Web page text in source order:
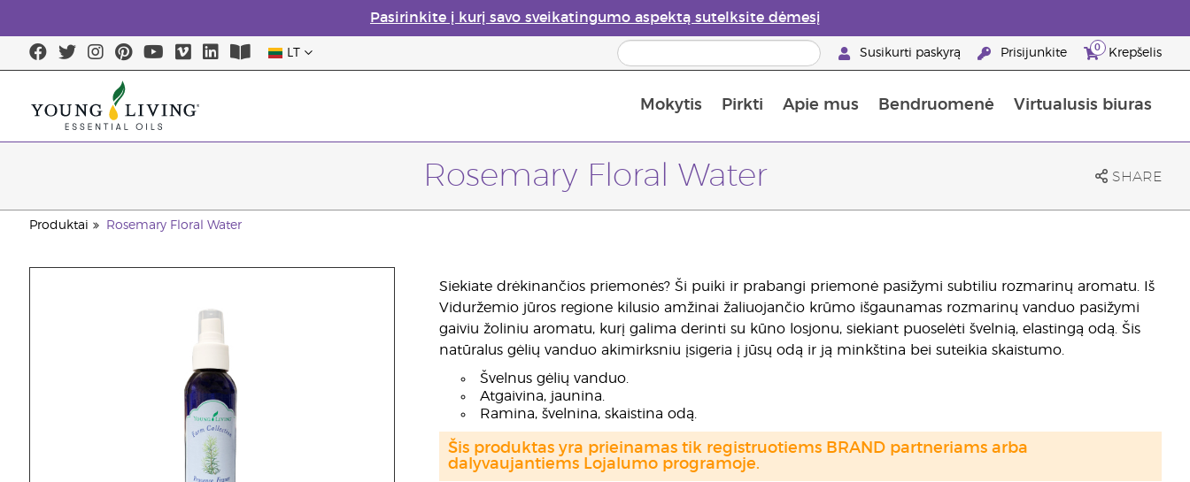
Pasirinkite į kurį savo sveikatingumo aspektą sutelksite dėmesį
LT Susikurti paskyrą Prisijunkite 0 Krepšelis
Mokytis Pirkti Apie mus Bendruomenė Virtualusis biuras
Rosemary Floral Water SHARE
Produktai Rosemary Floral Water
Siekiate drėkinančios priemonės? Ši puiki ir prabangi priemonė pasižymi subtiliu rozmarinų aromatu. Iš
Viduržemio jūros regione kilusio amžinai žaliuojančio krūmo išgaunamas rozmarinų vanduo pasižymi
gaiviu žoliniu aromatu, kurį galima derinti su kūno losjonu, siekiant puoselėti švelnią, elastingą odą. Šis
natūralus gėlių vanduo akimirksniu įsigeria į jūsų odą ir ją minkština bei suteikia skaistumo.
Švelnus gėlių vanduo.
Atgaivina, jaunina.
Ramina, švelnina, skaistina odą.
Šis produktas yra prieinamas tik registruotiems BRAND partneriams arba
dalyvaujantiems Lojalumo programoje.